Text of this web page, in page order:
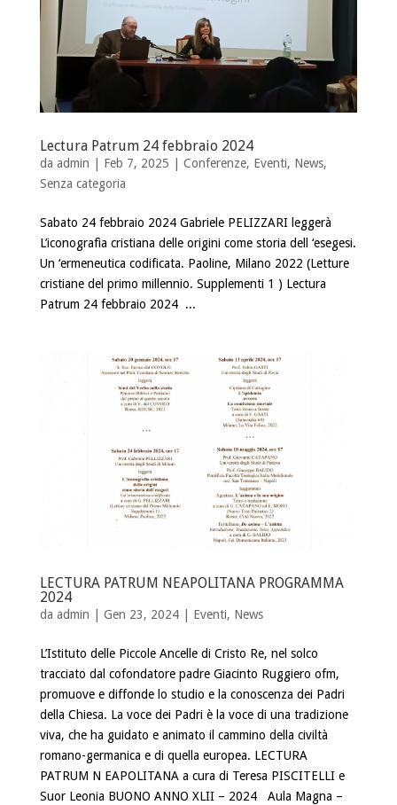
Lectura Patrum 24 febbraio 2024
da admin | Feb 7, 2025 | Conferenze, Eventi, News,
Senza categoria
Sabato 24 febbraio 2024 Gabriele PELIZZARI leggerà
L’iconografìa cristiana delle origini come storia dell ‘esegesi.
Un ‘ermeneutica codificata. Paoline, Milano 2022 (Letture
cristiane del primo millennio. Supplementi 1 ) Lectura
Patrum 24 febbraio 2024 ...
LECTURA PATRUM NEAPOLITANA PROGRAMMA
2024
da admin | Gen 23, 2024 | Eventi, News
L’Istituto delle Piccole Ancelle di Cristo Re, nel solco
tracciato dal cofondatore padre Giacinto Ruggiero ofm,
promuove e diffonde lo studio e la conoscenza dei Padri
della Chiesa. La voce dei Padri è la voce di una tradizione
viva, che ha guidato e animato il cammino della civiltà
romano-germanica e di quella europea. LECTURA
PATRUM N EAPOLITANA a cura di Teresa PISCITELLI e
Suor Leonia BUONO ANNO XLII – 2024 Aula Magna –